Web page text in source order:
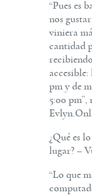
“Pues es
nos
viniera
cantidad
accesible:
pm y de
5:00 pm”,
¿Qué es
lugar? –
“Lo que